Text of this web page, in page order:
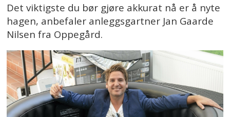
Det viktigste du bør gjøre akkurat nå er å nyte
hagen, anbefaler anleggsgartner Jan Gaarde
Nilsen fra Oppegård.